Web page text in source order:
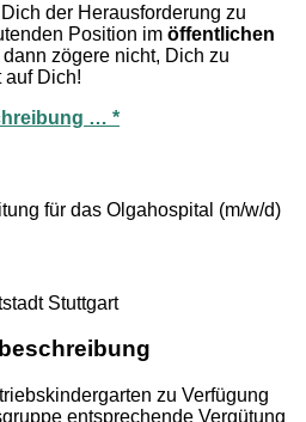
der Herausforderung zu
Position im öffentlichen
zögere nicht, Dich zu
auf Dich!
… *
für das Olgahospital (m/w/d)
Stuttgart
zu Verfügung
entsprechende Vergütung